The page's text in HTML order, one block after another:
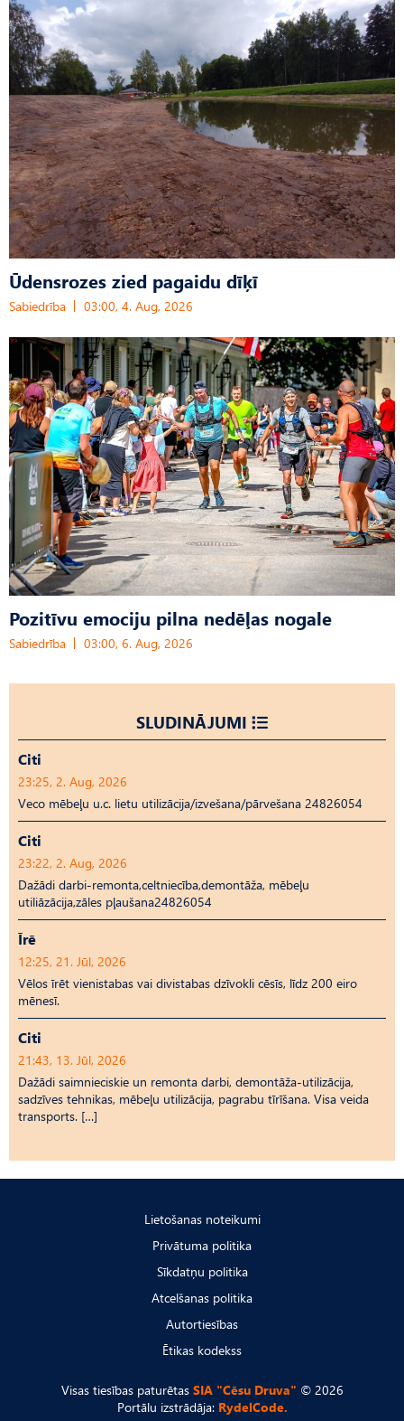
Ūdensrozes zied pagaidu dīķī
Sabiedrība 03:00, 4. Aug, 2026
Pozitīvu emociju pilna nedēļas nogale
Sabiedrība 03:00, 6. Aug, 2026
SLUDINĀJUMI
Citi
23:25, 2. Aug, 2026
Veco mēbeļu u.c. lietu utilizācija/izvešana/pārvešana 24826054
Citi
23:22, 2. Aug, 2026
Dažādi darbi-remonta,celtniecība,demontāža, mēbeļu
utiliāzācija,zāles pļaušana24826054
Īrē
12:25, 21. Jūl, 2026
Vēlos īrēt vienistabas vai divistabas dzīvokli cēsīs, līdz 200 eiro
mēnesī.
Citi
21:43, 13. Jūl, 2026
Dažādi saimnieciskie un remonta darbi, demontāža-utilizācija,
sadzīves tehnikas, mēbeļu utilizācija, pagrabu tīrīšana. Visa veida
transports. […]
Lietošanas noteikumi
Privātuma politika
Sīkdatņu politika
Atcelšanas politika
Autortiesības
Ētikas kodekss
Visas tiesības paturētas SIA "Cēsu Druva" © 2026
Portālu izstrādāja: RydelCode.